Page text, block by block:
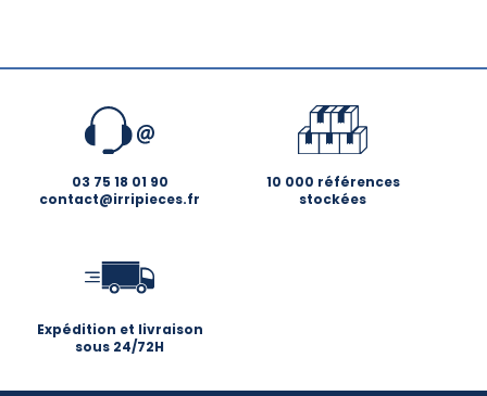
03 75 18 01 90
contact@irripieces.fr
10 000 références
stockées
Expédition et livraison
sous 24/72H